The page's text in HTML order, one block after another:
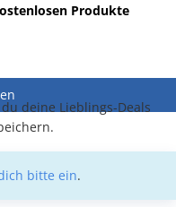
Produkte
deine Lieblings-Deals
bitte ein.